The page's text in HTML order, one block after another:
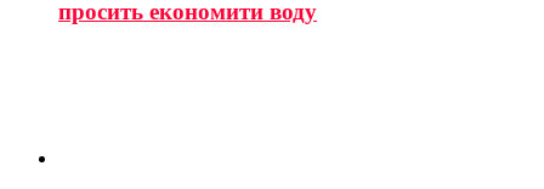
просить економити воду